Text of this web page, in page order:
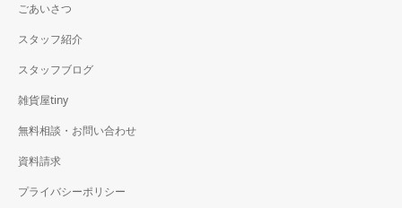
ごあいさつ
スタッフ紹介
スタッフブログ
雑貨屋tiny
無料相談・お問い合わせ
資料請求
プライバシーポリシー